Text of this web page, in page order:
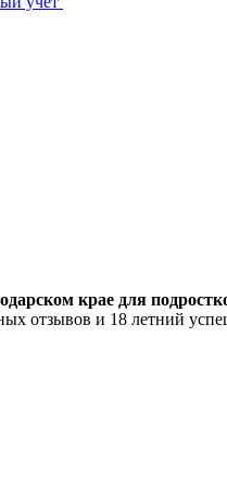
крае для
отзывов и 18 летний